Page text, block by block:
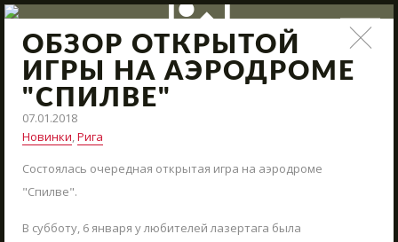
ОБЗОР ОТКРЫТОЙ
ИГРЫ НА АЭРОДРОМЕ
"СПИЛВЕ"
07.01.2018
Новинки,Рига
Состоялась очередная открытая игра на аэродроме
"Спилве".
В субботу, 6 января у любителей лазертага была
ВМЕСТЕ КРУГЛЫЙ ГОД
НОВОСТИ
Поступления нового арсенала, модернизация полигона,
интересные сражения и новые предложения – всё это и
многое другое в наших новостях.
НАПИСАТЬ НАМ